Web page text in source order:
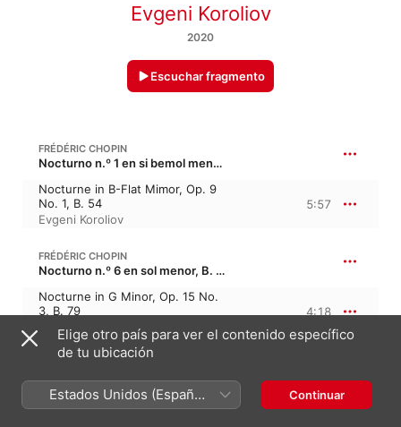
Evgeni Koroliov
2020
Escuchar fragmento
FRÉDÉRIC CHOPIN
Nocturno n.º 1 en si bemol menor, B. 54/1, Op. 9/1 · “Murmullos del Sena 1”
Nocturne in B-Flat Mimor, Op. 9
No. 1, B. 54
Evgeni Koroliov
5:57
FRÉDÉRIC CHOPIN
Nocturno n.º 6 en sol menor, B. 79, Op. 15/3 · “Céfiros 3”
Nocturne in G Minor, Op. 15 No.
3, B. 79
Evgeni Koroliov
4:18
Vals n.º 13 en re bemol mayor, B. 40, Op. 70/3
Valse in F Minor, Op. 70 No. 2,
Elige otro país para ver el contenido específico
de tu ubicación
Estados Unidos (Español
México)
Continuar